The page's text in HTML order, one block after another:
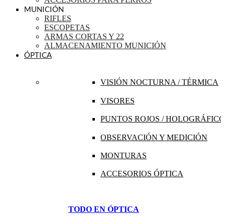
MUNICIÓN
RIFLES
ESCOPETAS
ARMAS CORTAS Y 22
ALMACENAMIENTO MUNICIÓN
ÓPTICA
VISIÓN NOCTURNA / TÉRMICA
VISORES
PUNTOS ROJOS /
OBSERVACIÓN Y MEDICIÓN
MONTURAS
ACCESORIOS ÓPTICA
TODO EN ÓPTICA